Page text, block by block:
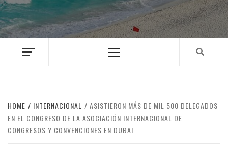
Menu
HOME INTERNACIONAL
ASISTIERON MÁS DE MIL 500 DELEGADOS
EN EL CONGRESO DE LA ASOCIACIÓN INTERNACIONAL DE
CONGRESOS Y CONVENCIONES EN DUBAI